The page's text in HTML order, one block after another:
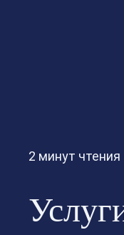
2 минут чтения